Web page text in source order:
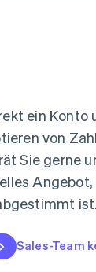
ein Konto
von
Sie gerne
ist.
Sales-Team